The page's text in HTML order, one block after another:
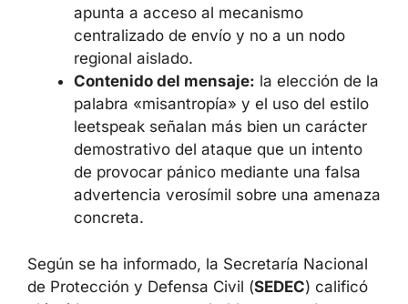
usuarios de distintos estados, lo que
apunta a acceso al mecanismo
centralizado de envío y no a un nodo
regional aislado.
Contenido del mensaje: la elección de
la palabra «misantropía» y el uso del
estilo leetspeak señalan más bien un
carácter demostrativo del ataque que
un intento de provocar pánico mediante
una falsa advertencia verosímil sobre
Según se ha informado, la Secretaría